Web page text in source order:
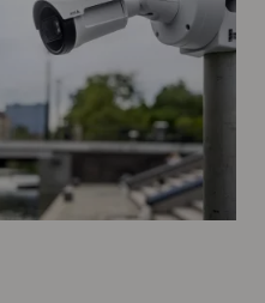
X URL do schowka